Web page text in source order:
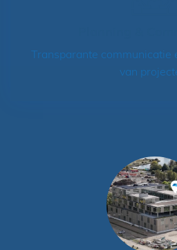
Transparante communicatie
van